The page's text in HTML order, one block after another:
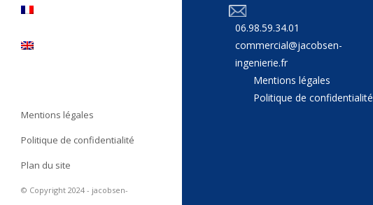
Mentions légales
Politique de confidentialité
Plan du site
© Copyright 2024 - jacobsen-
06.98.59.34.01
commercial@jacobsen-
ingenierie.fr
Mentions légales
Politique de confidentialité